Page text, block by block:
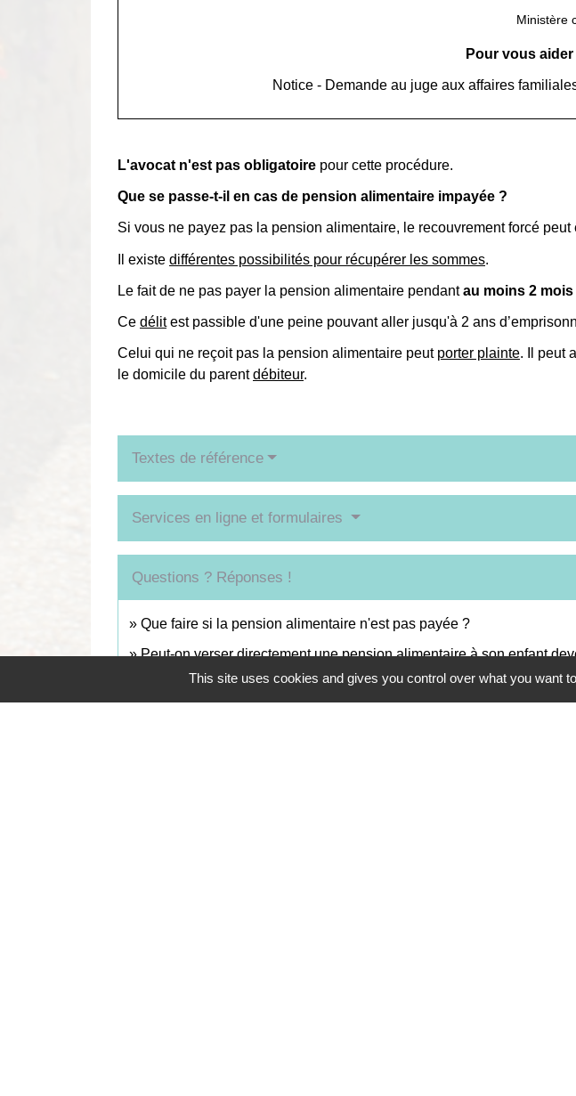
Ministère
Pour vous
Notice - Demande au juge aux affaires
L'avocat n'est pas obligatoire pour cette procédure.
Que se passe-t-il en cas de pension alimentaire impayée ?
Si vous ne payez pas la pension alimentaire, le recouvrement forcé
Il existe différentes possibilités pour récupérer les sommes.
Le fait de ne pas payer la pension alimentaire pendantau moins 2 mois
Ce délitest passible d'une peine pouvant aller jusqu'à 2 ans
Celui qui ne reçoit pas la pension alimentaire peut porter plainte. Il peut
le domicile du parentdébiteur.
Textes de référence
Services en ligne et formulaires
Questions ? Réponses !
Que faire si la pension alimentaire n'est pas payée ?
Peut-on verser directement une pension alimentaire à son enfant
Peut-on modifier la pension alimentaire si le salaire de l'autre parent
This site uses cookies and gives you control over what you want